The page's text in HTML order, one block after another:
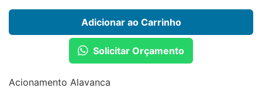
Adicionar ao Carrinho
Solicitar Orçamento
Acionamento Alavanca